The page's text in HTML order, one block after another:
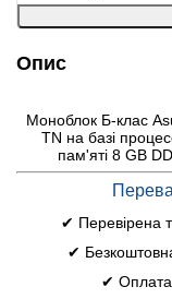
Опис
Моноблок Б-клас
TN на базі
пам'яті 8 GB
✔ Перевірена
✔
✔ Оплата